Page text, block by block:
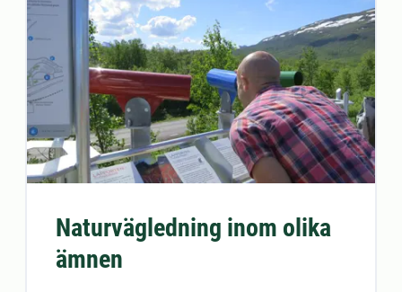
Naturvägledning inom olika
ämnen